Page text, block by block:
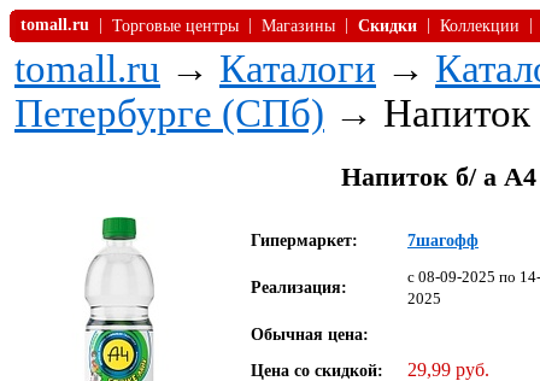
tomall.ru Торговые центры Магазины Скидки Коллекции
tomall.ru → Каталоги →
Петербурге (СПб) → Напиток
Напиток б/ а
Гипермаркет: 7шагофф
Реализация:
c 08-09-2025 по
2025
Обычная цена:
Цена со скидкой:
29,99 руб.